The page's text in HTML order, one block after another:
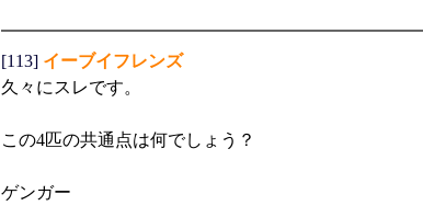
[113] イーブイフレンズ
久々にスレです。
この4匹の共通点は何でしょう？
ゲンガー